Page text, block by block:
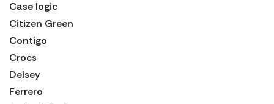
Case logic
Citizen Green
Contigo
Crocs
Delsey
Ferrero